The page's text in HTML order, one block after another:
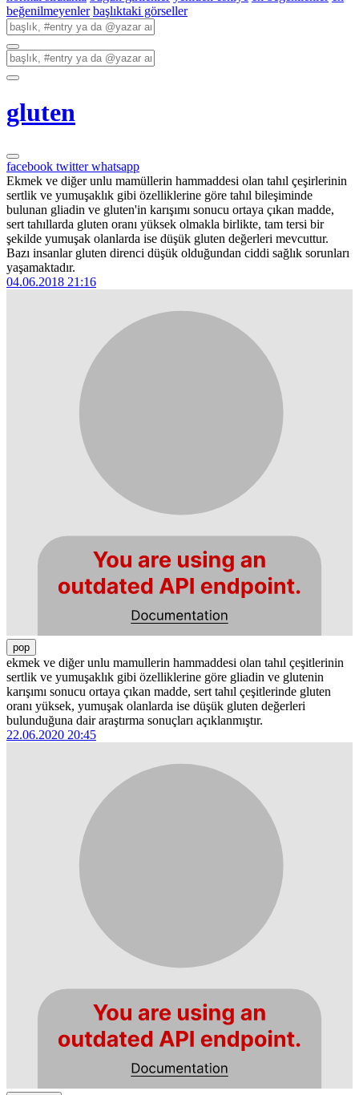
beğenilmeyenler başlıktaki görseller
gluten
facebook twitterwhatsapp
Ekmek ve diğer unlu mamüllerin hammaddesi olan tahıl çeşirlerinin
sertlik ve yumuşaklık gibi özelliklerine göre tahıl bileşiminde
bulunan gliadin ve gluten'in karışımı sonucu ortaya çıkan madde,
sert tahıllarda gluten oranı yüksek olmakla birlikte, tam tersi bir
şekilde yumuşak olanlarda ise düşük gluten değerleri mevcuttur.
Bazı insanlar gluten direnci düşük olduğundan ciddi sağlık sorunları
yaşamaktadır.
04.06.2018 21:16
pop
ekmek ve diğer unlu mamullerin hammaddesi olan tahıl çeşitlerinin
sertlik ve yumuşaklık gibi özelliklerine göre gliadin ve glutenin
karışımı sonucu ortaya çıkan madde, sert tahıl çeşitlerinde gluten
oranı yüksek, yumuşak olanlarda ise düşük gluten değerleri
bulunduğuna dair araştırma sonuçları açıklanmıştır.
22.06.2020 20:45